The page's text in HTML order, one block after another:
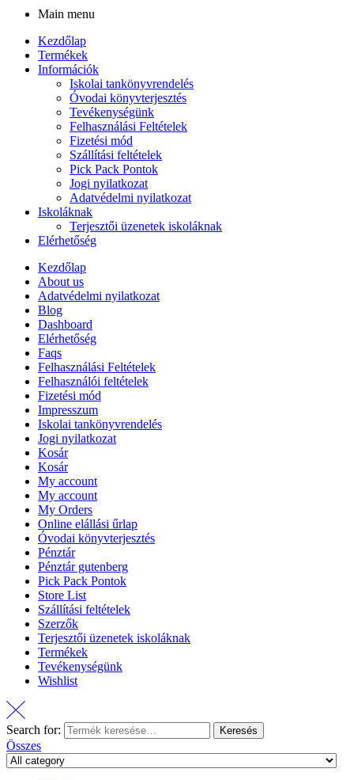
Main menu
Kezdőlap
Termékek
Információk
Iskolai tankönyvrendelés
Óvodai könyvterjesztés
Tevékenységünk
Felhasználási Feltételek
Fizetési mód
Szállítási feltételek
Pick Pack Pontok
Jogi nyilatkozat
Adatvédelmi nyilatkozat
Iskoláknak
Terjesztői üzenetek iskoláknak
Elérhetőség
Kezdőlap
About us
Adatvédelmi nyilatkozat
Blog
Dashboard
Elérhetőség
Faqs
Felhasználási Feltételek
Felhasználói feltételek
Fizetési mód
Impresszum
Iskolai tankönyvrendelés
Jogi nyilatkozat
Kosár
Kosár
My account
My account
My Orders
Online elállási űrlap
Óvodai könyvterjesztés
Pénztár
Pénztár gutenberg
Pick Pack Pontok
Store List
Szállítási feltételek
Szerzők
Terjesztői üzenetek iskoláknak
Termékek
Tevékenységünk
Wishlist
Search for: Keresés
Összes